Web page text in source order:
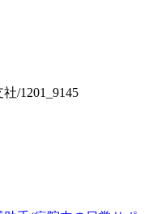
/1201_9145